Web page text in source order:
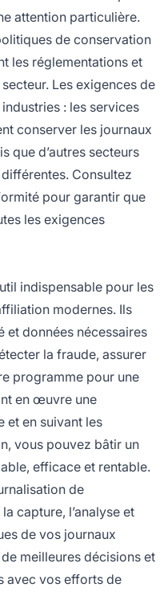
attention particulière.
de conservation
les réglementations et
Les exigences de
: les services
conserver les journaux
que d’autres secteurs
Consultez
pour garantir que
les exigences
indispensable pour les
modernes. Ils
données nécessaires
la fraude, assurer
programme pour une
en œuvre une
et en suivant les
vous pouvez bâtir un
efficace et rentable.
de
capture, l’analyse et
de vos journaux
meilleures décisions et
avec vos efforts de